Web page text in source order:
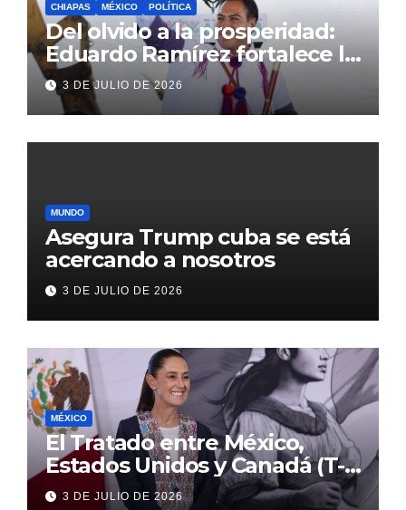
CHIAPAS MÉXICO POLÍTICA
Del olvido a la prosperidad:
Eduardo Ramírez fortalece la
transformación de Aldama
con inversión histórica
3 DE JULIO DE 2026
MUNDO
Asegura Trump cuba se está
acercando a nosotros
3 DE JULIO DE 2026
MÉXICO
El Tratado entre México,
Estados Unidos y Canadá (T-
MEC) se mantiene hasta el
3 DE JULIO DE 2026